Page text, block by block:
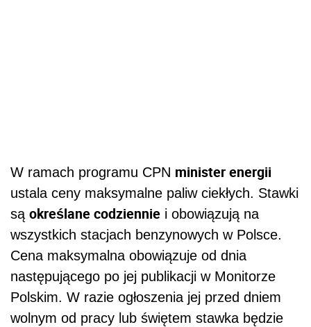
W ramach programu CPN minister energii
ustala ceny maksymalne paliw ciekłych. Stawki
są określane codziennie i obowiązują na
wszystkich stacjach benzynowych w Polsce.
Cena maksymalna obowiązuje od dnia
następującego po jej publikacji w Monitorze
Polskim. W razie ogłoszenia jej przed dniem
wolnym od pracy lub świętem stawka będzie